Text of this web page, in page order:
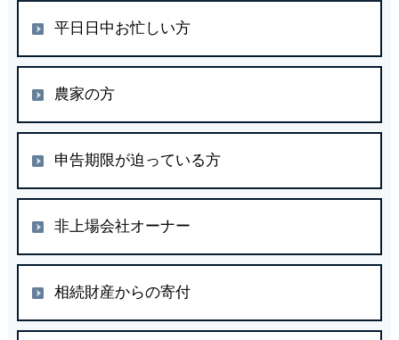
平日日中お忙しい方
農家の方
申告期限が迫っている方
非上場会社オーナー
相続財産からの寄付